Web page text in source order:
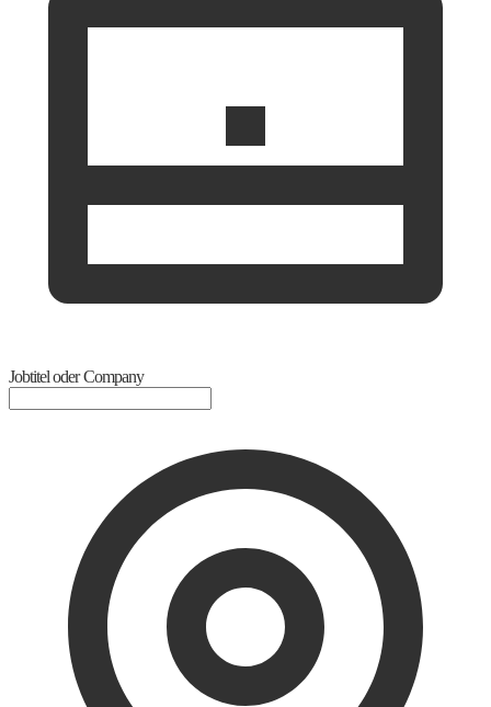
Jobtitel oder Company